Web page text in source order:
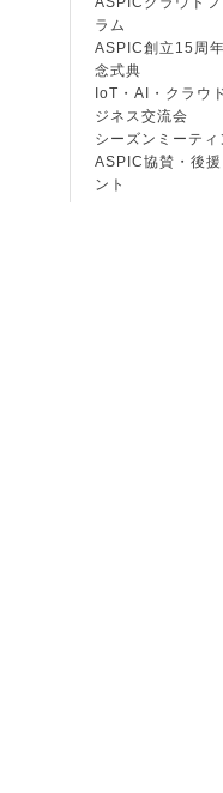
ラム
ASPIC創立15周
念式典
IoT・AI・クラウ
ジネス交流会
シーズンミーティ
ASPIC協賛・後
ント